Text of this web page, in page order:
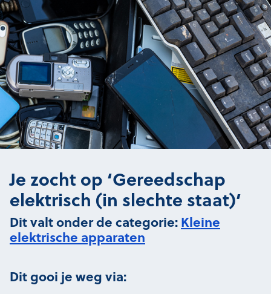
Je zocht op ‘Gereedschap
elektrisch (in slechte staat)’
Dit valt onder de categorie:Kleine
elektrische apparaten
Dit gooi je weg via: